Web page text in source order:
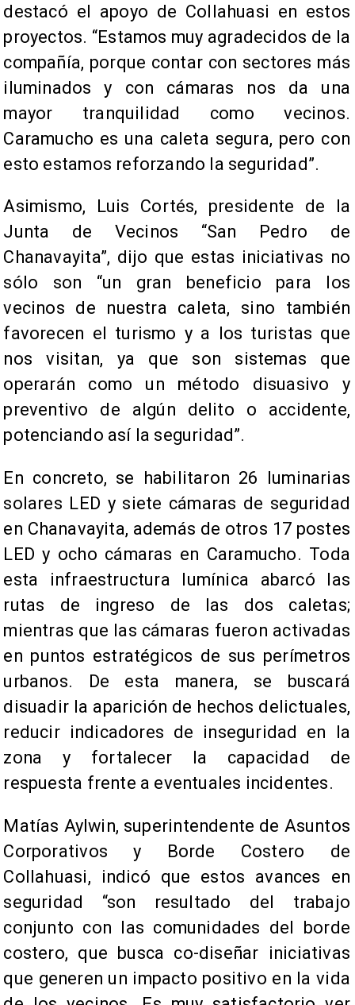
destacó el apoyo de Collahuasi en estos
proyectos. “Estamos muy agradecidos de la
compañía, porque contar con sectores más
iluminados y con cámaras nos da una
mayor tranquilidad como vecinos.
Caramucho es una caleta segura, pero con
esto estamos reforzando la seguridad”.
Asimismo, Luis Cortés, presidente de la
Junta de Vecinos “San Pedro de
Chanavayita”, dijo que estas iniciativas no
sólo son “un gran beneficio para los
vecinos de nuestra caleta, sino también
favorecen el turismo y a los turistas que
nos visitan, ya que son sistemas que
operarán como un método disuasivo y
preventivo de algún delito o accidente,
potenciando así la seguridad”.
En concreto, se habilitaron 26 luminarias
solares LED y siete cámaras de seguridad
en Chanavayita, además de otros 17 postes
LED y ocho cámaras en Caramucho. Toda
esta infraestructura lumínica abarcó las
rutas de ingreso de las dos caletas;
mientras que las cámaras fueron activadas
en puntos estratégicos de sus perímetros
urbanos. De esta manera, se buscará
disuadir la aparición de hechos delictuales,
reducir indicadores de inseguridad en la
zona y fortalecer la capacidad de
respuesta frente a eventuales incidentes.
Matías Aylwin, superintendente de Asuntos
Corporativos y Borde Costero de
Collahuasi, indicó que estos avances en
seguridad “son resultado del trabajo
conjunto con las comunidades del borde
costero, que busca co-diseñar iniciativas
que generen un impacto positivo en la vida